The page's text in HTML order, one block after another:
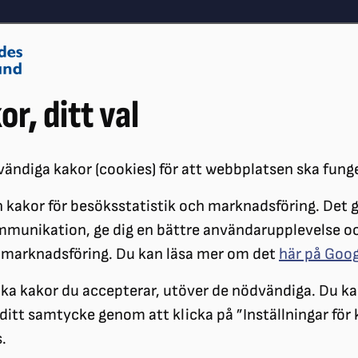
ditt val
kakor (cookies) för att webbplatsen ska
kakor för besöksstatistik och marknadsföring. Det
ge dig en bättre användarupplevelse
Du kan läsa mer om det här på
kakor du accepterar, utöver de nödvändiga. Du
samtycke genom att klicka på ”Inställningar för
Påverkansarbete
DISTRIKT SRF STOCKHOLM GOTLAND
TORSDAGSCAFÉ
Torsdagscafé